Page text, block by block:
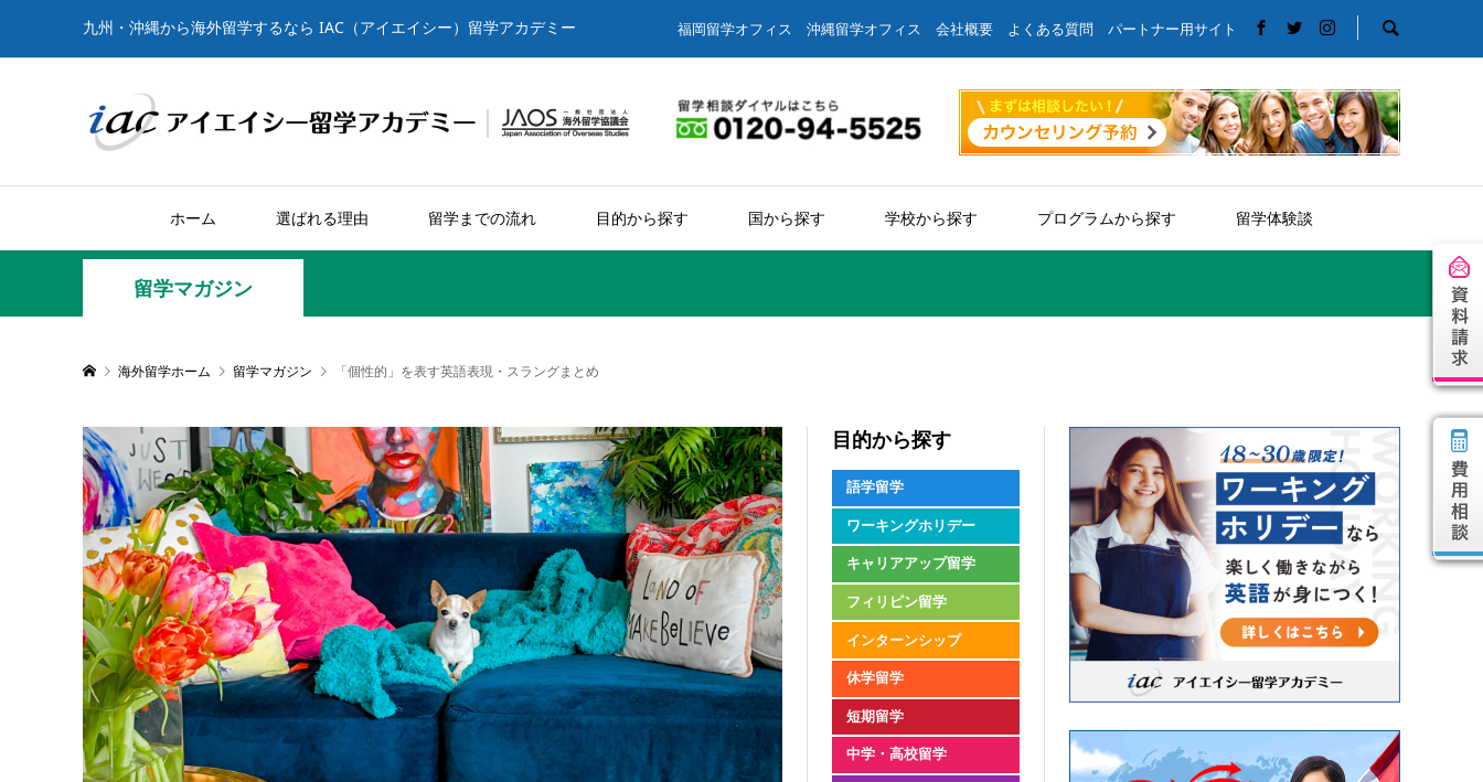
九州・沖縄から海外留学するなら IAC（アイエイシー）留学アカデミー 福岡留学オフィス 沖縄留学オフィス 会社概要 よくある質問 パートナー用サイト
ホーム 選ばれる理由 留学までの流れ 目的から探す 国から探す 学校から探す プログラムから探す 留学体験談
留学マガジン
海外留学ホーム 留学マガジン 「個性的」を表す英語表現・スラングまとめ
目的から探す
語学留学
ワーキングホリデー
キャリアアップ留学
フィリピン留学
インターンシップ
休学留学
短期留学
中学・高校留学